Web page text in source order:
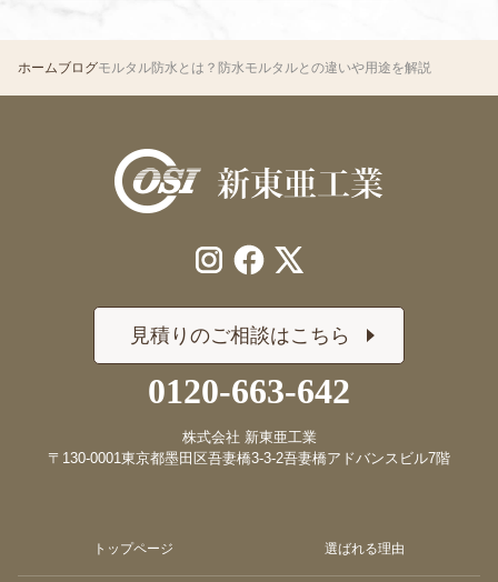
ホームブログモルタル防水とは？防水モルタルとの違いや用途を解説
見積りのご相談はこちら
0120-663-642
株式会社 新東亜工業
〒130-0001東京都墨田区吾妻橋3-3-2吾妻橋アドバンスビル7階
トップページ 選ばれる理由